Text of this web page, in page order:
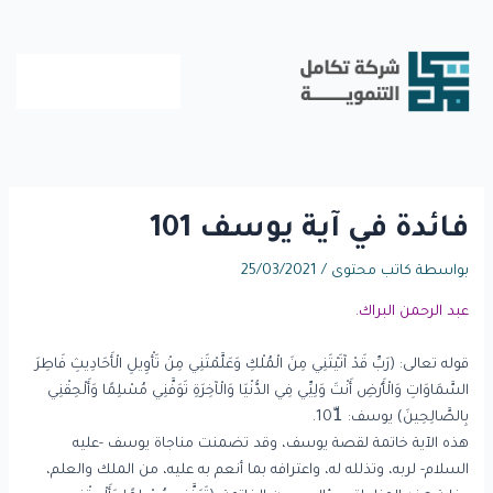
المحتوى
فائدة في آية يوسف 101
بواسطة كاتب محتوى /
25/03/2021
عبد الرحمن البراك.
قوله تعالى: (رَبِّ قَدْ آتَيْتَنِي مِنَ الْمُلْكِ وَعَلَّمْتَنِي مِنْ تَأْوِيلِ الْأَحَادِيثِ فَاطِرَ
السَّمَاوَاتِ وَالْأَرْضِ أَنْتَ وَلِيِّي فِي الدُّنْيَا وَالْآخِرَةِ تَوَفَّنِي مُسْلِمًا وَأَلْحِقْنِي
بِالصَّالِحِينَ) يوسف: 101ّ.
هذه الآية خاتمة لقصة يوسف، وقد تضمنت مناجاة يوسف -عليه
السلام- لربه، وتذلله له، واعترافه بما أنعم به عليه، من الملك والعلم،